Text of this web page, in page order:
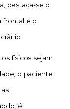
destaca-se o
frontal e o
físicos sejam
o paciente
é